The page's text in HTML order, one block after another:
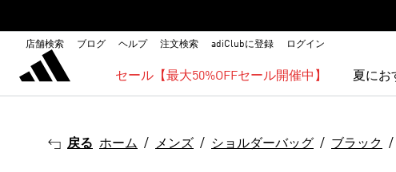
店舗検索 ブログ ヘルプ 注文検索 adiClubに登録 ログイン
セール【最大50%OFFセール開催中】 夏にお
戻る ホーム メンズ ショルダーバッグ ブラック